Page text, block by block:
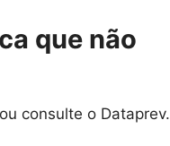
que não
consulte o Dataprev.